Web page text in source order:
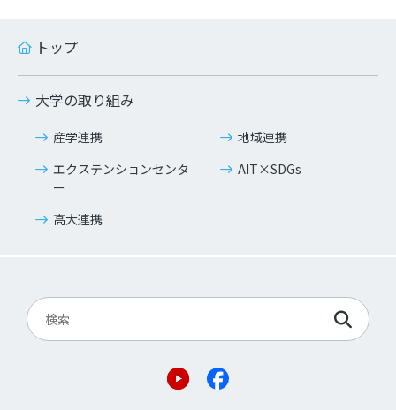
トップ
大学の取り組み
産学連携
地域連携
エクステンションセンタ
ー
AIT×SDGs
高大連携